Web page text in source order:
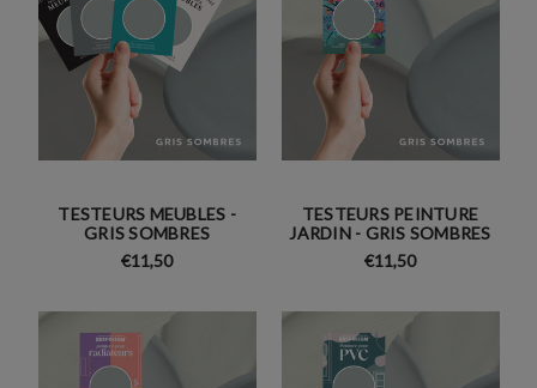
TESTEURS MEUBLES -
GRIS SOMBRES
€11,50
TESTEURS PEINTURE
JARDIN - GRIS SOMBRES
€11,50